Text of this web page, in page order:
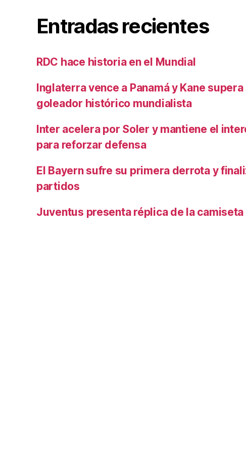
Entradas recientes
RDC hace historia en el Mundial
Inglaterra vence a Panamá y Kane
goleador histórico mundialista
Inter acelera por Soler y mantiene el
para reforzar defensa
El Bayern sufre su primera derrota y
partidos
Juventus presenta réplica de la